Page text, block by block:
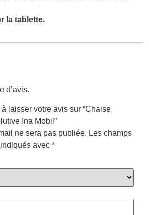
la tablette.
d’avis.
laisser votre avis sur “Chaise
Ina Mobil”
ne sera pas publiée. Les champs
avec *